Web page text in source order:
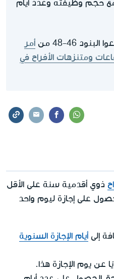
مع حجم وظيفته وعدد أيام
46-48 من
أمر
ومتنزهات الأفراح في
ذوي أقدمية سنة على الأقل
على إجازة ليوم واحد
إلىأيام الإجازة السنوية
عن يوم الإجازة هذا.